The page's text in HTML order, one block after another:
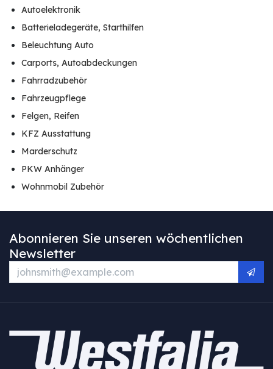
Autoelektronik
Batterieladegeräte, Starthilfen
Beleuchtung Auto
Carports, Autoabdeckungen
Fahrradzubehör
Fahrzeugpflege
Felgen, Reifen
KFZ Ausstattung
Marderschutz
PKW Anhänger
Wohnmobil Zubehör
Abonnieren Sie unseren wöchentlichen
Newsletter